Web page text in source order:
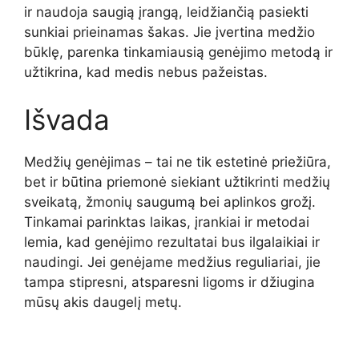
ir naudoja saugią įrangą, leidžiančią pasiekti
sunkiai prieinamas šakas. Jie įvertina medžio
būklę, parenka tinkamiausią genėjimo metodą ir
užtikrina, kad medis nebus pažeistas.
Išvada
Medžių genėjimas – tai ne tik estetinė priežiūra,
bet ir būtina priemonė siekiant užtikrinti medžių
sveikatą, žmonių saugumą bei aplinkos grožį.
Tinkamai parinktas laikas, įrankiai ir metodai
lemia, kad genėjimo rezultatai bus ilgalaikiai ir
naudingi. Jei genėjame medžius reguliariai, jie
tampa stipresni, atsparesni ligoms ir džiugina
mūsų akis daugelį metų.